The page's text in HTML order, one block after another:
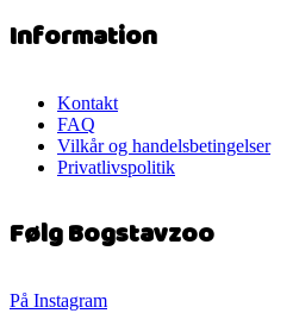
Information
Kontakt
FAQ
Vilkår og handelsbetingelser
Privatlivspolitik
Følg Bogstavzoo
På Instagram